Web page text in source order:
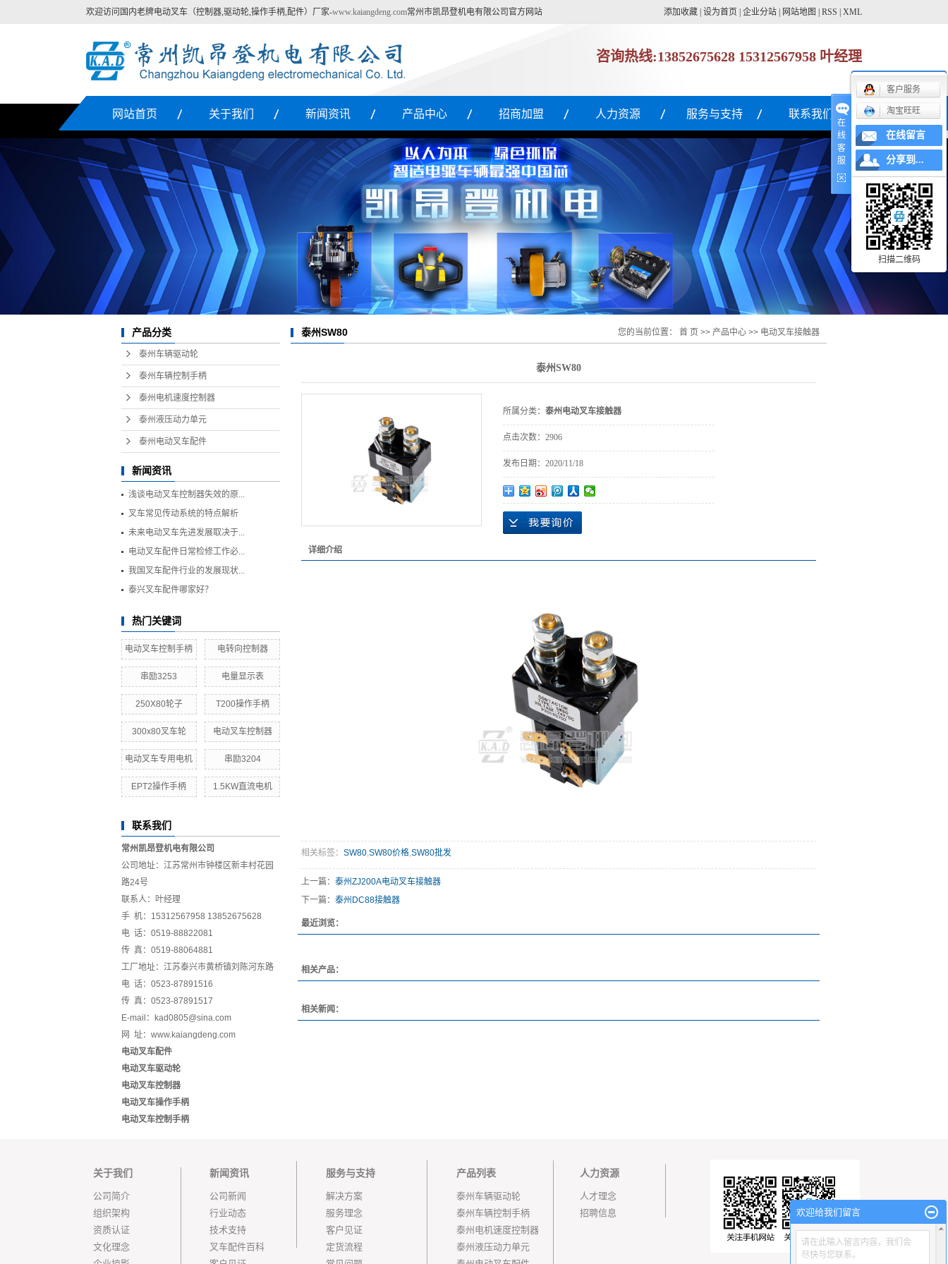
欢迎访问国内老牌电动叉车（控制器,驱动轮,操作手柄,配件）厂家-www.kaiangdeng.com常州市凯昂登机电有限公司官方网站 添加收藏 设为首页 企业分站 网站地图 RSS XML
咨询热线:13852675628 15312567958 叶经理
网站首页 关于我们
组织架构
资质认证
文化理念
企业掠影
联系我们
新闻资讯
公司新闻
行业动态
叉车配件百科
客户见证
常见问题
产品中心
泰州车辆驱动轮
泰州车辆控制手柄
泰州电机速度控制器
泰州液压动力单元
泰州电动叉车配件
招商加盟
招商加盟
人力资源 服务与支持
解决方案
服务理念
客户见证
定货流程
常见问题
资料下载
联系我们
产品分类
泰州车辆驱动轮
泰州车辆控制手柄
泰州电机速度控制器
泰州液压动力单元
泰州电动叉车配件
新闻资讯
浅谈电动叉车控制器失效的原...
叉车常见传动系统的特点解析
未来电动叉车先进发展取决于...
电动叉车配件日常检修工作必...
我国叉车配件行业的发展现状...
泰兴叉车配件哪家好？
热门关键词
电动叉车控制手柄 电转向控制器
串励3253 电量显示表
250X80轮子 T200操作手柄
300x80叉车轮 电动叉车控制器
电动叉车专用电机 串励3204
EPT2操作手柄 1.5KW直流电机
联系我们
常州凯昂登机电有限公司
公司地址：江苏常州市钟楼区新丰村花园
路24号
联系人：叶经理
手 机：15312567958 13852675628
电 话：0519-88822081
传 真：0519-88064881
工厂地址：江苏泰兴市黄桥镇刘陈河东路
电 话：0523-87891516
传 真：0523-87891517
E-mail：kad0805@sina.com
网 址：www.kaiangdeng.com
电动叉车配件
电动叉车驱动轮
电动叉车控制器
电动叉车操作手柄
电动叉车控制手柄
泰州SW80 您的当前位置： 首 页 >> 产品中心 >> 电动叉车接触器
泰州SW80
所属分类： 泰州电动叉车接触器
点击次数： 2906
发布日期： 2020/11/18
详细介绍
相关标签： SW80,SW80价格,SW80批发
上一篇： 泰州ZJ200A电动叉车接触器
下一篇： 泰州DC88接触器
最近浏览：
相关产品：
相关新闻：
关于我们
公司简介
组织架构
资质认证
文化理念
新闻资讯
公司新闻
行业动态
技术支持
叉车配件百科
服务与支持
解决方案
服务理念
客户见证
定货流程
产品列表
泰州车辆驱动轮
泰州车辆控制手柄
泰州电机速度控制器
泰州液压动力单元
人力资源
人才理念
招聘信息
在
线
客
服
客户服务
淘宝旺旺
在线留言
分享到...
扫描二维码
欢迎给我们留言
请在此输入留言内容，我们会
尽快与您联系。